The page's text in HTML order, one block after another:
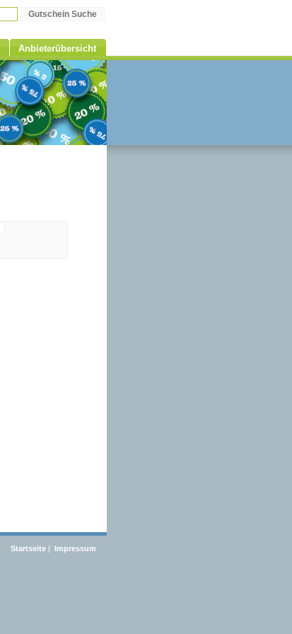
Anbieterübersicht
Startseite | Impressum